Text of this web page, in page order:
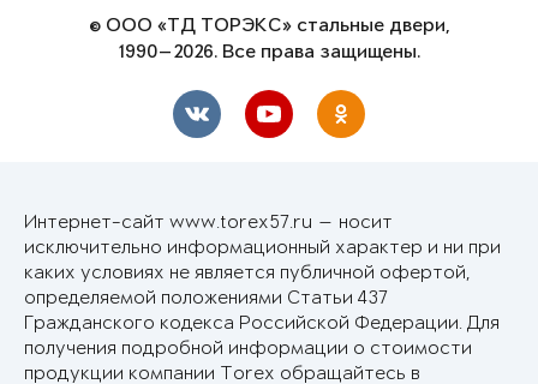
© ООО «ТД ТОРЭКС» стальные двери,
1990—2026. Все права защищены.
Интернет-сайт www.torex57.ru — носит
исключительно информационный характер и ни при
каких условиях не является публичной офертой,
определяемой положениями Статьи 437
Гражданского кодекса Российской Федерации. Для
получения подробной информации о стоимости
продукции компании Torex обращайтесь в